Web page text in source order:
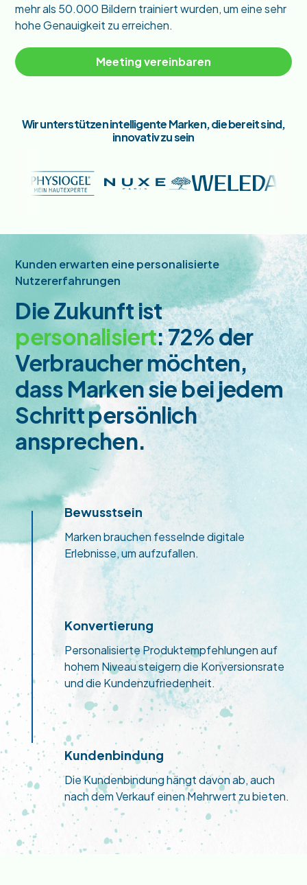
mehr als 50.000 Bildern trainiert wurden, um eine sehr
hohe Genauigkeit zu erreichen.
Meeting vereinbaren
Wir unterstützen intelligente Marken, die bereit sind,
innovativ zu sein
Kunden erwarten eine personalisierte
Nutzererfahrungen
Die Zukunft ist
personalisiert: 72% der
Verbraucher möchten,
dass Marken sie bei jedem
Schritt persönlich
ansprechen.
Bewusstsein
Marken brauchen fesselnde digitale
Erlebnisse, um aufzufallen.
Konvertierung
Personalisierte Produktempfehlungen auf
hohem Niveau steigern die Konversionsrate
und die Kundenzufriedenheit.
Kundenbindung
Die Kundenbindung hängt davon ab, auch
nach dem Verkauf einen Mehrwert zu bieten.